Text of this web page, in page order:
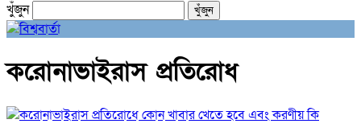
খুঁজুন
করোনাভাইরাস প্রতিরোধ